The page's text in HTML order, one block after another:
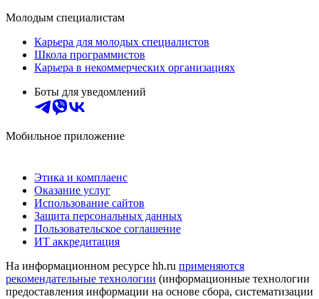
Молодым специалистам
Карьера для молодых специалистов
Школа программистов
Карьера в некоммерческих организациях
Боты для уведомлений
Мобильное приложение
Этика и комплаенс
Оказание услуг
Использование сайтов
Защита персональных данных
Пользовательское соглашение
ИТ аккредитация
На информационном ресурсе hh.ru применяются
рекомендательные технологии (информационные технологии
предоставления информации на основе сбора, систематизации